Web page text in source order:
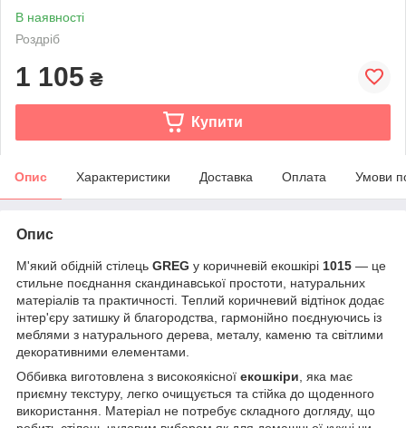
В наявності
Роздріб
1 105 ₴
Купити
Опис Характеристики Доставка Оплата Умови
Опис
М'який обідній стілець GREG у коричневій екошкірі 1015 — це
стильне поєднання скандинавської простоти, натуральних
матеріалів та практичності. Теплий коричневий відтінок додає
інтер'єру затишку й благородства, гармонійно поєднуючись із
меблями з натурального дерева, металу, каменю та світлими
декоративними елементами.
Оббивка виготовлена з високоякісної екошкіри , яка має
приємну текстуру, легко очищується та стійка до щоденного
використання. Матеріал не потребує складного догляду, що